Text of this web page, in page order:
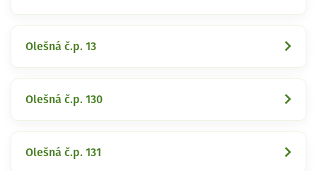
Olešná č.p. 13
Olešná č.p. 130
Olešná č.p. 131